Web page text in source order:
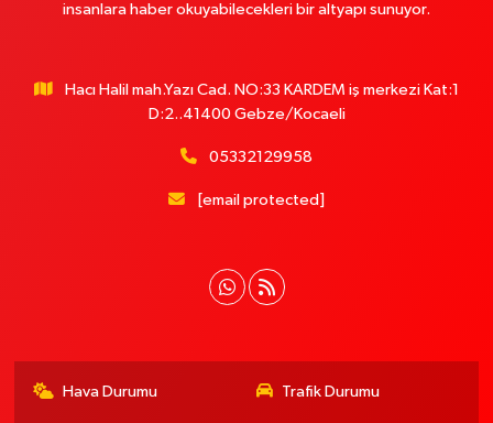
insanlara haber okuyabilecekleri bir altyapı sunuyor.
Hacı Halil mah.Yazı Cad. NO:33 KARDEM iş merkezi Kat:1
D:2..41400 Gebze/Kocaeli
05332129958
[email protected]
Hava Durumu Trafik Durumu